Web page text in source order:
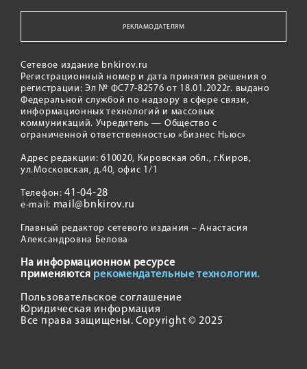
РЕКЛАМОДАТЕЛЯМ
Сетевое издание bnkirov.ru
Регистрационный номер и дата принятия решения о
регистрации: Эл № ФС77-82576 от 18.01.2022г. выдано
Федеральной службой по надзору в сфере связи,
информационных технологий и массовых
коммуникаций. Учредитель — Общество с
ограниченной ответственностью «Бизнес Ньюс»
Адрес редакции: 610020, Кировская обл., г.Киров,
ул.Московская, д.40, офис 1/1
Телефон:41-04-28
e-mail: mail@bnkirov.ru
Главный редактор сетевого издания – Анастасия
Александровна Белова
На информационном ресурсе
применяются рекомендательные технологии.
Пользовательское соглашение
Юридическая информация
Все права защищены. Copyright © 2025